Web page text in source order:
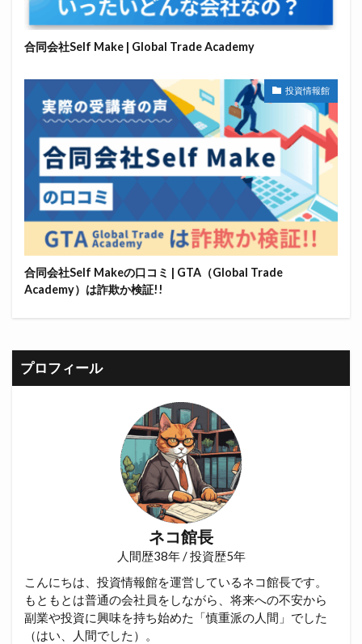
合同会社Self Make | Global Trade Academy
投資情報館
合同会社Self Makeの口コミ | GTA（Global Trade
Academy）は詐欺か検証!!
プロフィール
ネコ館長
人間歴38年 / 投資歴5年
こんにちは、投資情報館を運営しているネコ館長です。
もともとは普通の会社員をしながら、将来への不安から
副業や投資に興味を持ち始めた「慎重派の人間」でした
（はい、人間でした）。